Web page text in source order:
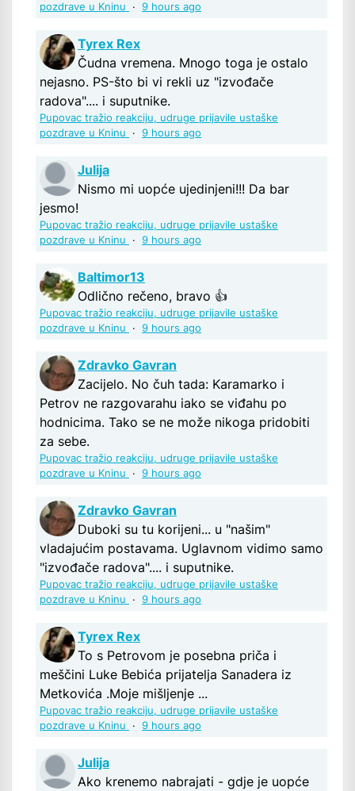
pozdrave u Kninu
· 9 hours ago
Tyrex Rex
Čudna vremena. Mnogo toga je ostalo
nejasno. PS-što bi vi rekli uz "izvođače
radova".... i suputnike.
Pupovac tražio reakciju, udruge prijavile ustaške
pozdrave u Kninu
· 9 hours ago
Julija
Nismo mi uopće ujedinjeni!!! Da bar
jesmo!
Pupovac tražio reakciju, udruge prijavile ustaške
pozdrave u Kninu
· 9 hours ago
Baltimor13
Odlično rečeno, bravo 👍
Pupovac tražio reakciju, udruge prijavile ustaške
pozdrave u Kninu
· 9 hours ago
Zdravko Gavran
Zacijelo. No čuh tada: Karamarko i
Petrov ne razgovarahu iako se viđahu po
hodnicima. Tako se ne može nikoga pridobiti
za sebe.
Pupovac tražio reakciju, udruge prijavile ustaške
pozdrave u Kninu
· 9 hours ago
Zdravko Gavran
Duboki su tu korijeni... u "našim"
vladajućim postavama. Uglavnom vidimo samo
"izvođače radova".... i suputnike.
Pupovac tražio reakciju, udruge prijavile ustaške
pozdrave u Kninu
· 9 hours ago
Tyrex Rex
To s Petrovom je posebna priča i
meščini Luke Bebića prijatelja Sanadera iz
Metkovića .Moje mišljenje ...
Pupovac tražio reakciju, udruge prijavile ustaške
pozdrave u Kninu
· 9 hours ago
Julija
Ako krenemo nabrajati - gdje je uopće